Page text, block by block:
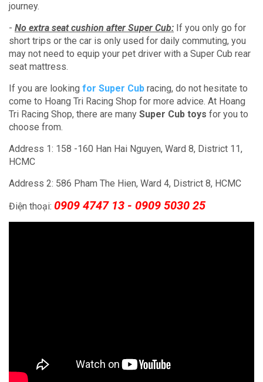
journey.
- No extra seat cushion after Super Cub: If you only go for
short trips or the car is only used for daily commuting, you
may not need to equip your pet driver with a Super Cub rear
seat mattress.
If you are looking for Super Cub racing, do not hesitate to
come to Hoang Tri Racing Shop for more advice. At Hoang
Tri Racing Shop, there are many Super Cub toys for you to
choose from.
Address 1: 158 -160 Han Hai Nguyen, Ward 8, District 11,
HCMC
Address 2: 586 Pham The Hien, Ward 4, District 8, HCMC
Điện thoại: 0909 4747 13 - 0909 5030 25